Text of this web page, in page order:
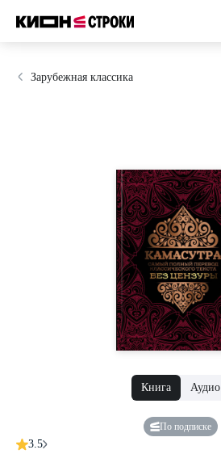
Зарубежная классика
Книга Аудио
По подписке
3.5